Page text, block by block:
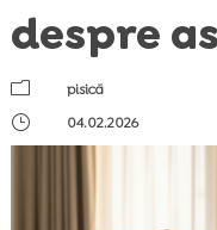
despre
m
pisică
}
04.02.2026